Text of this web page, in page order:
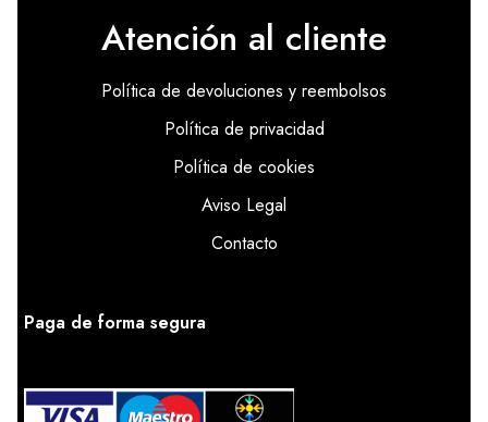
Atención al cliente
Política de devoluciones y reembolsos
Política de privacidad
Política de cookies
Aviso Legal
Contacto
Paga de forma segura